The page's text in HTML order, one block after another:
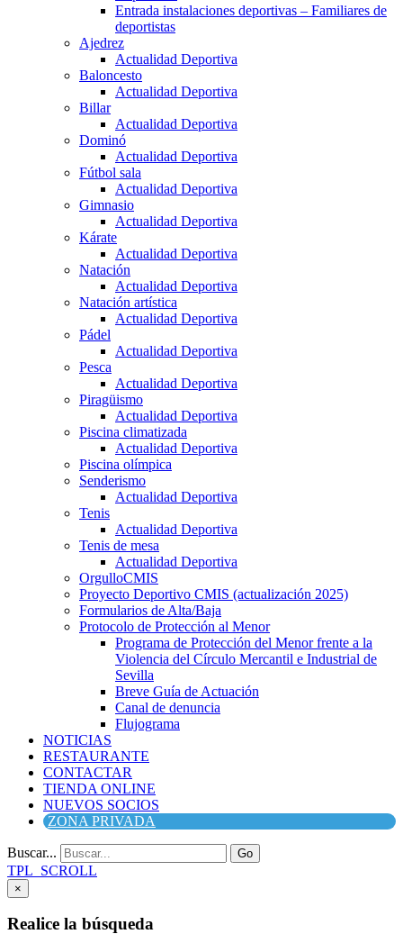
Entrada instalaciones deportivas – Familiares de
deportistas
Ajedrez
Actualidad Deportiva
Baloncesto
Actualidad Deportiva
Billar
Actualidad Deportiva
Dominó
Actualidad Deportiva
Fútbol sala
Actualidad Deportiva
Gimnasio
Actualidad Deportiva
Kárate
Actualidad Deportiva
Natación
Actualidad Deportiva
Natación artística
Actualidad Deportiva
Pádel
Actualidad Deportiva
Pesca
Actualidad Deportiva
Piragüismo
Actualidad Deportiva
Piscina climatizada
Actualidad Deportiva
Piscina olímpica
Senderismo
Actualidad Deportiva
Tenis
Actualidad Deportiva
Tenis de mesa
Actualidad Deportiva
OrgulloCMIS
Proyecto Deportivo CMIS (actualización 2025)
Formularios de Alta/Baja
Protocolo de Protección al Menor
Programa de Protección del Menor frente a la
Violencia del Círculo Mercantil e Industrial de
Sevilla
Breve Guía de Actuación
Canal de denuncia
Flujograma
NOTICIAS
RESTAURANTE
CONTACTAR
TIENDA ONLINE
NUEVOS SOCIOS
ZONA PRIVADA
Buscar... Go
TPL_SCROLL
×
Realice la búsqueda